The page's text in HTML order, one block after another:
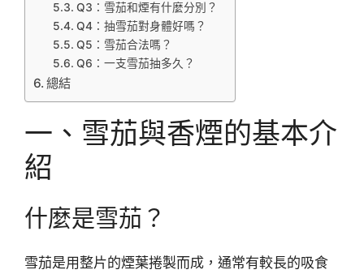
Q3：雪茄和煙有什麼分別？
Q4：抽雪茄對身體好嗎？
Q5：雪茄合法嗎？
Q6：一支雪茄抽多久？
總結
一、雪茄與香煙的基本介
紹
什麼是雪茄？
雪茄是用整片的煙葉捲製而成，通常有較長的吸食